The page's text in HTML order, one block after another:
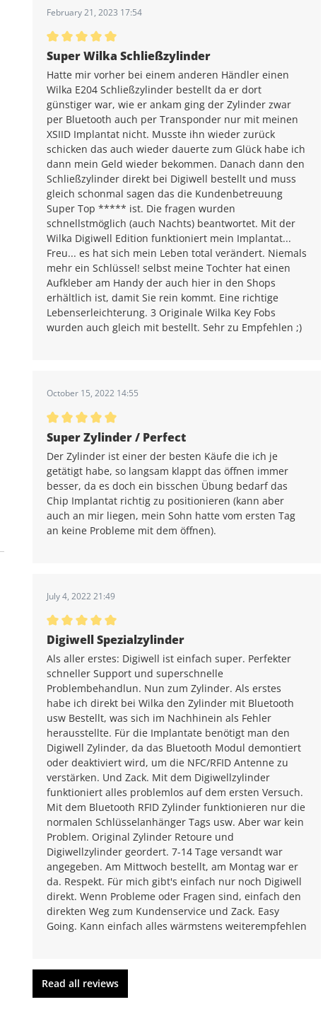
February 21, 2023 17:54
Average rating of 5 out of 5 stars
Super Wilka Schließzylinder
Hatte mir vorher bei einem anderen Händler einen
Wilka E204 Schließzylinder bestellt da er dort
günstiger war, wie er ankam ging der Zylinder zwar
per Bluetooth auch per Transponder nur mit meinen
XSIID Implantat nicht. Musste ihn wieder zurück
schicken das auch wieder dauerte zum Glück habe ich
dann mein Geld wieder bekommen. Danach dann den
Schließzylinder direkt bei Digiwell bestellt und muss
gleich schonmal sagen das die Kundenbetreuung
Super Top ***** ist. Die fragen wurden
schnellstmöglich (auch Nachts) beantwortet. Mit der
Wilka Digiwell Edition funktioniert mein Implantat...
Freu... es hat sich mein Leben total verändert. Niemals
mehr ein Schlüssel! selbst meine Tochter hat einen
Aufkleber am Handy der auch hier in den Shops
erhältlich ist, damit Sie rein kommt. Eine richtige
Lebenserleichterung. 3 Originale Wilka Key Fobs
wurden auch gleich mit bestellt. Sehr zu Empfehlen ;)
October 15, 2022 14:55
Average rating of 5 out of 5 stars
Super Zylinder / Perfect
Der Zylinder ist einer der besten Käufe die ich je
getätigt habe, so langsam klappt das öffnen immer
besser, da es doch ein bisschen Übung bedarf das
Chip Implantat richtig zu positionieren (kann aber
auch an mir liegen, mein Sohn hatte vom ersten Tag
an keine Probleme mit dem öffnen).
July 4, 2022 21:49
Average rating of 5 out of 5 stars
Digiwell Spezialzylinder
Als aller erstes: Digiwell ist einfach super. Perfekter
schneller Support und superschnelle
Problembehandlun. Nun zum Zylinder. Als erstes
habe ich direkt bei Wilka den Zylinder mit Bluetooth
usw Bestellt, was sich im Nachhinein als Fehler
herausstellte. Für die Implantate benötigt man den
Digiwell Zylinder, da das Bluetooth Modul demontiert
oder deaktiviert wird, um die NFC/RFID Antenne zu
verstärken. Und Zack. Mit dem Digiwellzylinder
funktioniert alles problemlos auf dem ersten Versuch.
Mit dem Bluetooth RFID Zylinder funktionieren nur die
normalen Schlüsselanhänger Tags usw. Aber war kein
Problem. Original Zylinder Retoure und
Digiwellzylinder geordert. 7-14 Tage versandt war
angegeben. Am Mittwoch bestellt, am Montag war er
da. Respekt. Für mich gibt's einfach nur noch Digiwell
direkt. Wenn Probleme oder Fragen sind, einfach den
direkten Weg zum Kundenservice und Zack. Easy
Going. Kann einfach alles wärmstens weiterempfehlen
Read all reviews